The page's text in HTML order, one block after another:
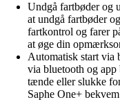
Undgå fartbøder og
at undgå fartbøder
fartkontrol og farer
at øge din
Automatisk start via
via bluetooth og
tænde eller slukke
Saphe One+